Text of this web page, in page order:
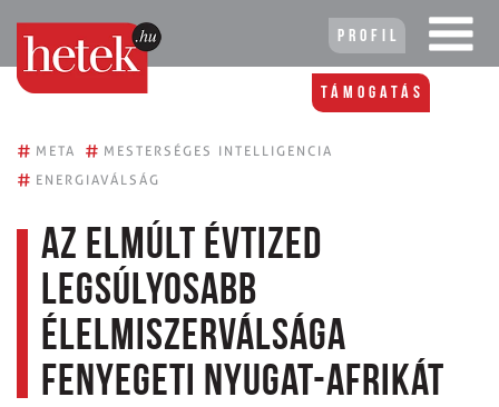
Profil
Támogatás
# META # MESTERSÉGES INTELLIGENCIA
# ENERGIAVÁLSÁG
Az elmúlt évtized
legsúlyosabb
élelmiszerválsága
fenyegeti Nyugat-Afrikát